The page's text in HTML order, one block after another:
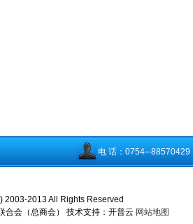
电 话：0754─88570429
2003-2013 All Rights Reserved
合会（总商会） 技术支持：开普云 网站地图